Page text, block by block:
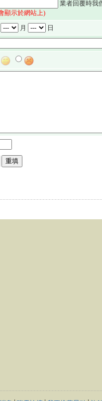
業者回覆時我
顯示於網站上)
月
日